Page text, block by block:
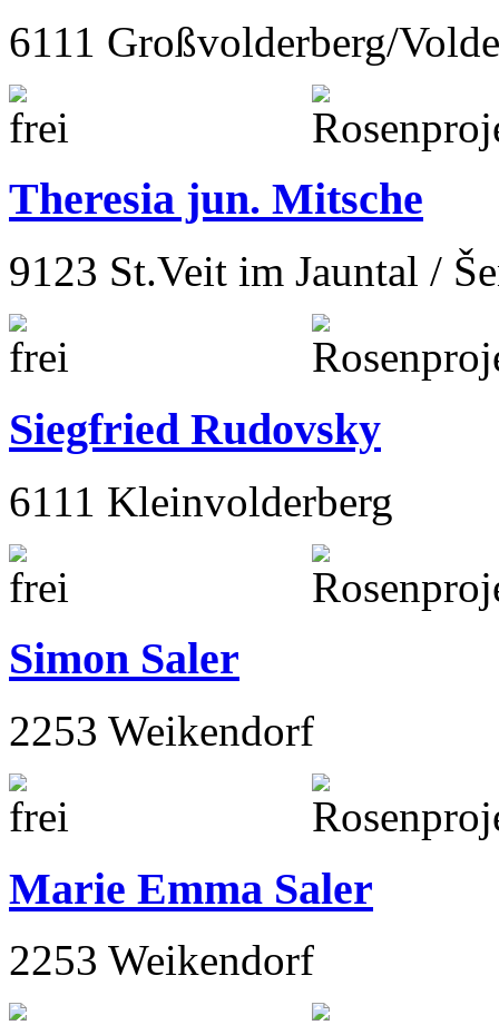
6111 Großvolderberg/
Theresia jun. Mitsche
9123 St.Veit im Jauntal /
Siegfried Rudovsky
6111 Kleinvolderberg
Simon Saler
2253 Weikendorf
Marie Emma Saler
2253 Weikendorf